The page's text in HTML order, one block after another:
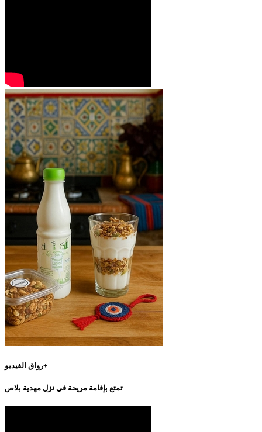
رواق الفيديو+
تمتع بإقامة مريحة في نزل مهدية بلاص